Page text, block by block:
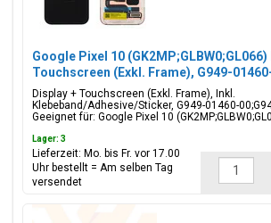
Google Pixel 10
Touchscreen (Exkl. Frame), G949-
01507-00
Display + Touchscreen (Exkl. Frame), Inkl.
Klebeband/Adhesive/Sticker, G949-01460-
Geeignet für: Google Pixel 10
Lager: 3
Lieferzeit: Mo. bis Fr. vor 17.00
Uhr bestellt = Am selben Tag
versendet